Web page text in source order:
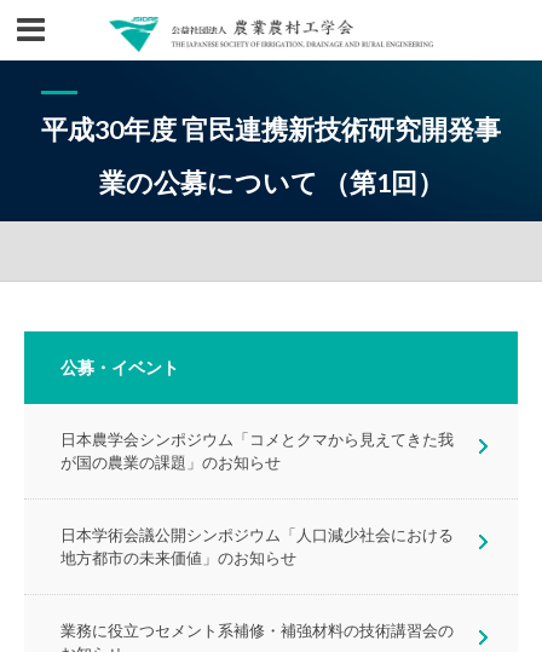
平成30年度 官民連携新技術研究開発事
業の公募について （第1回）
公募・イベント
日本農学会シンポジウム「コメとクマから見えてきた我
が国の農業の課題」のお知らせ
日本学術会議公開シンポジウム「人口減少社会における
地方都市の未来価値」のお知らせ
業務に役立つセメント系補修・補強材料の技術講習会の